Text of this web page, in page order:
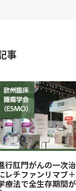
事
行肛門がんの一次
レチファンリマブ
療法で全生存期間